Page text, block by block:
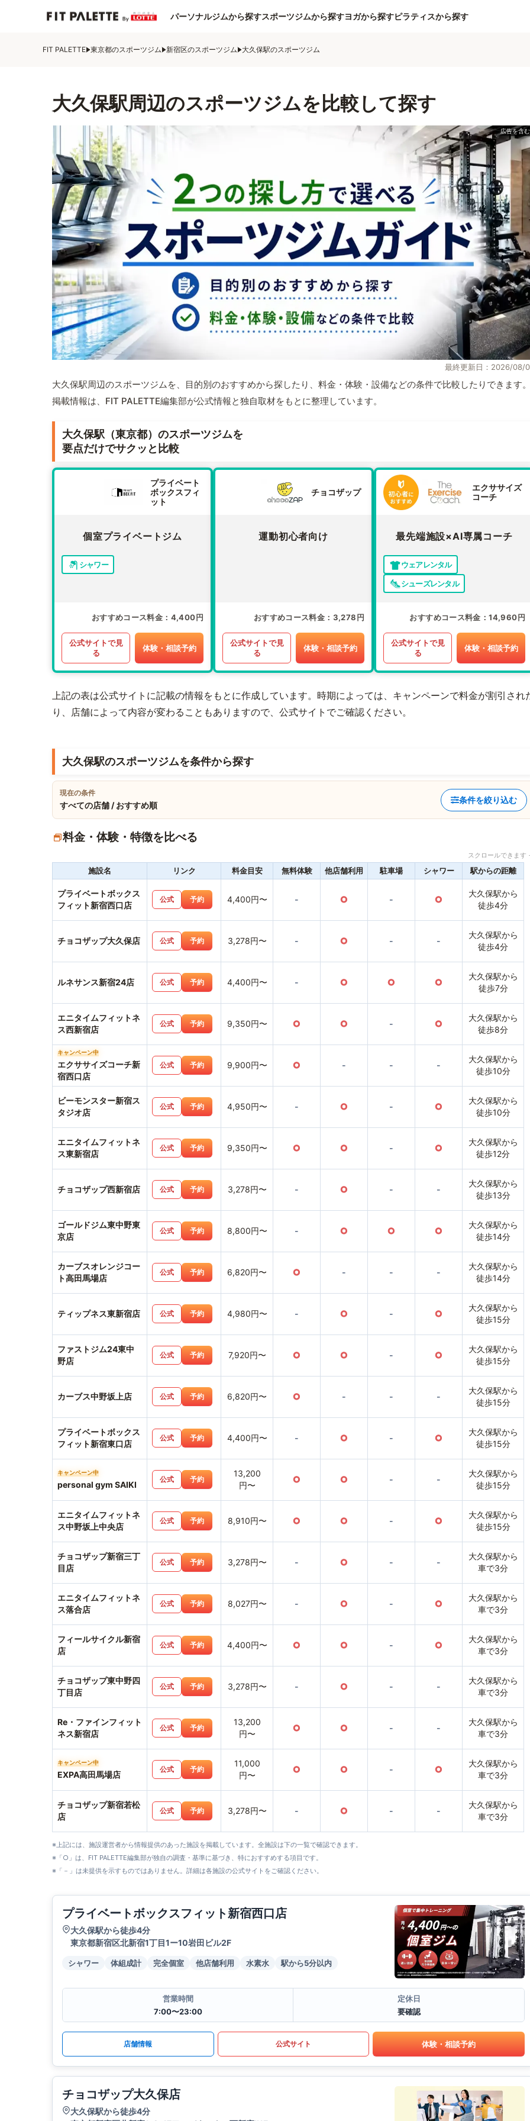
パーソナルジムから探すスポーツジムから探すヨガから探すピラティスから探す
FIT PALETTE 東京都のスポーツジム 新宿区のスポーツジム 大久保駅のスポーツジム
大久保駅周辺のスポーツジムを比較して探す
最終更新日：2026/08/
大久保駅周辺のスポーツジムを、目的別のおすすめから探したり、料金・体験・設備などの条件で比較したりできます
掲載情報は、FIT PALETTE編集部が公式情報と独自取材をもとに整理しています。
大久保駅（東京都）のスポーツジムを
要点だけでサクッと比較
プライベート
ボックスフィ
ット
個室プライベートジム
シャワー
おすすめコース料金 4,400円
公式サイトで見
る
体験・相談予約
チョコザップ
運動初心者向け
おすすめコース料金 3,278円
公式サイトで見
る
体験・相談予約
エクササイズ
コーチ
最先端施設×AI専属コーチ
ウェアレンタル
シューズレンタル
おすすめコース料金 14,960円
公式サイトで見
る
体験・相談予約
上記の表は公式サイトに記載の情報をもとに作成しています。時期によっては、キャンペーンで料金が割引され
り、店舗によって内容が変わることもありますので、公式サイトでご確認ください。
大久保駅のスポーツジムを条件から探す
現在の条件
すべての店舗 / おすすめ順
条件を絞り込む
料金・体験・特徴を比べる
スクロールできま
施設名 リンク 料金目安 無料体験 他店舗利用 駐車場 シャワー 駅からの距離
プライベートボックス
フィット新宿西口店
公式 予約 4,400円〜 - ○ - ○
大久保駅から
徒歩4分
チョコザップ大久保店 公式 予約 3,278円〜 - ○ - -
大久保駅から
徒歩4分
ルネサンス新宿24店 公式 予約 4,400円〜 - ○ ○ ○
大久保駅から
徒歩7分
エニタイムフィットネ
ス西新宿店
公式 予約 9,350円〜 ○ ○ - ○
大久保駅から
徒歩8分
キャンペーン中
エクササイズコーチ新
宿西口店
公式 予約 9,900円〜 ○ - - -
大久保駅から
徒歩10分
ビーモンスター新宿ス
タジオ店
公式 予約 4,950円〜 - ○ - ○
大久保駅から
徒歩10分
エニタイムフィットネ
ス東新宿店
公式 予約 9,350円〜 ○ ○ - ○
大久保駅から
徒歩12分
チョコザップ西新宿店 公式 予約 3,278円〜 - ○ - -
大久保駅から
徒歩13分
ゴールドジム東中野東
京店
公式 予約 8,800円〜 - ○ ○ ○
大久保駅から
徒歩14分
カーブスオレンジコー
ト高田馬場店
公式 予約 6,820円〜 ○ - - -
大久保駅から
徒歩14分
ティップネス東新宿店 公式 予約 4,980円〜 - ○ - ○
大久保駅から
徒歩15分
ファストジム24東中
野店
公式 予約 7,920円〜 ○ ○ - ○
大久保駅から
徒歩15分
カーブス中野坂上店 公式 予約 6,820円〜 ○ - - -
大久保駅から
徒歩15分
プライベートボックス
フィット新宿東口店
公式 予約 4,400円〜 - ○ - ○
大久保駅から
徒歩15分
キャンペーン中
personal gym SAIKI
公式 予約
13,200
円〜
○ ○ - -
大久保駅から
徒歩15分
エニタイムフィットネ
ス中野坂上中央店
公式 予約 8,910円〜 ○ ○ - ○
大久保駅から
徒歩15分
チョコザップ新宿三丁
目店
公式 予約 3,278円〜 - ○ - -
大久保駅から
車で3分
エニタイムフィットネ
ス落合店
公式 予約 8,027円〜 - ○ - ○
大久保駅から
車で3分
フィールサイクル新宿
店
公式 予約 4,400円〜 ○ ○ - ○
大久保駅から
車で3分
チョコザップ東中野四
丁目店
公式 予約 3,278円〜 - ○ - -
大久保駅から
車で3分
Re・ファインフィット
ネス新宿店
公式 予約
13,200
円〜
○ ○ - -
大久保駅から
車で3分
キャンペーン中
EXPA高田馬場店
公式 予約
11,000
円〜
○ ○ - ○
大久保駅から
車で3分
チョコザップ新宿若松
店
公式 予約 3,278円〜 - ○ - -
大久保駅から
車で3分
※上記には、施設運営者から情報提供のあった施設を掲載しています。全施設は下の一覧で確認できます。
※「○」は、FIT PALETTE編集部が独自の調査・基準に基づき、特におすすめする項目です。
※「－」は未提供を示すものではありません。詳細は各施設の公式サイトをご確認ください。
プライベートボックスフィット新宿西口店
大久保駅から徒歩4分
東京都新宿区北新宿1丁目1ー10岩田ビル2F
シャワー 体組成計 完全個室 他店舗利用 水素水 駅から5分以内
営業時間
7:00〜23:00
定休日
要確認
店舗情報 公式サイト 体験・相談予約
チョコザップ大久保店
大久保駅から徒歩4分